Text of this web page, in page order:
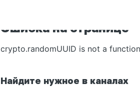
Ошибка на странице
crypto.randomUUID is not a function
Найдите нужное в каналах